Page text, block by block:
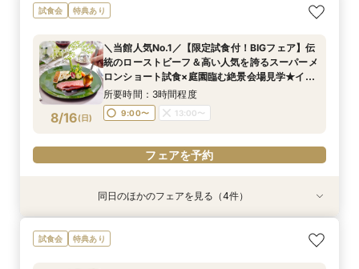
8/15(土)
【2〜3件目見学におすすめ】見積り×おもてなし
徹底比較×絶景ランチビュッフェ券付！ホテル婚
本命会場を見極めたい方におすすめ
所要時間：2時間30分程度
9:00〜
13:00〜
16:30〜
8/15(土)
【1万坪の日本庭園】本格神殿・庭見え会場見学
×『絶景ビュッフェ』ご招待＆フェア成約特典付
9:00〜
13:00〜
16:30〜
フェアを予約
試食会 特典あり
8/16(日)
＼当館人気No.1／【限定試食付！BIGフェア】伝
統のローストビーフ＆高い人気を誇るスーパーメ
ロンショート試食×庭園臨む絶景会場見学★イ
メージ膨らむチャペル入場体験もご用意！
所要時間：3時間程度
9:00〜 13:00〜
フェアを予約
特典あり
【会場見学のラストにおすすめ！決め手が見つか
る】徹底比較相談×チャペル入場体験と庭見え絶
特典あり
【27年2月までの結婚式がお得】限定プラン大公
開×直近ウエディング相談＆美食体験《成約特
特典あり
【2〜3件目見学におすすめ】料理・見積り・お
もてなしを他会場と比較しながら確認できる相談
特典あり
《和婚検討の方必見》本格神殿＆1万坪の庭園臨
む絶景会場×伝統ローストビーフ＆メディアでも
同日のほかのフェアを見る（4件）
試食会 特典あり